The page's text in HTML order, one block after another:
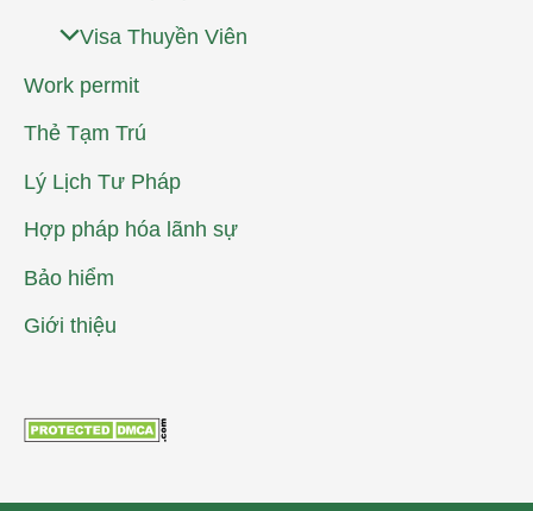
Visa Thuyền Viên
Work permit
Thẻ Tạm Trú
Lý Lịch Tư Pháp
Hợp pháp hóa lãnh sự
Bảo hiểm
Giới thiệu